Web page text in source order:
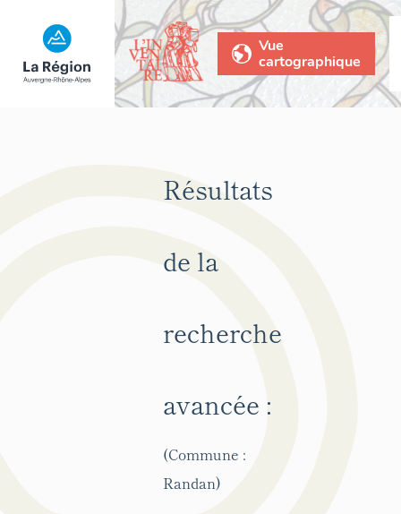
Vue
cartographique
Résultats
de la
recherche
avancée :
(Commune :
Randan)